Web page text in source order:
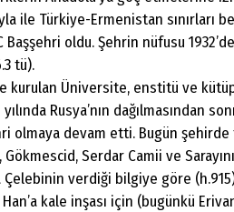
ile Türkiye-Ermenistan sınırları
oldu. Şehrin nüfusu
tü).
kurulan Üniversite, enstitü ve
Rusya’nın dağılmasından
olmaya devam etti. Bugün
Serdar Camii ve
verdiği bilgiye göre
kale inşası için (bugünkü